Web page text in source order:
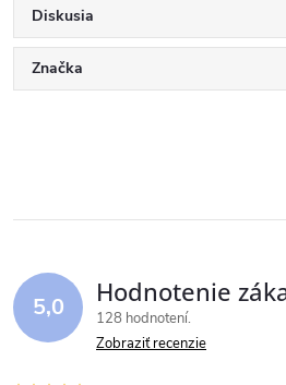
Diskusia
Značka
5,0 Hodnotenie
128 hodnotení
Zobraziť recenzie